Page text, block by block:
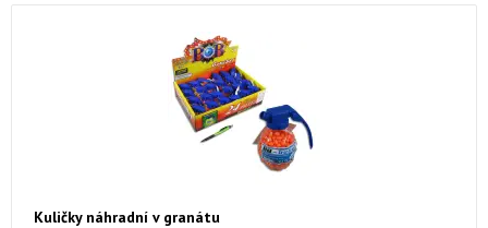
Kuličky náhradní v granátu